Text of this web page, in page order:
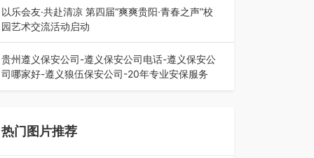
考生可选择的省内工科、新能源汽车…
以乐会友·共赴清凉 第四届“爽爽贵阳·青春之声”校
园艺术交流活动启动
七月的贵阳，清风送爽，第四届“爽爽贵阳·青春之
声”校园管弦乐（合唱）艺术交流活动…
贵州遵义保安公司-遵义保安公司电话-遵义保安公
司哪家好-遵义狼伍保安公司-20年专业安保服务
热门图片推荐